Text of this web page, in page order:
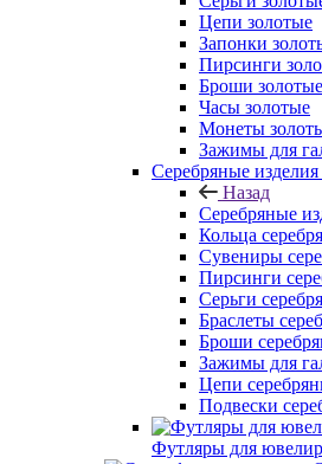
Цепи золотые
Запонки
Пирсинги
Броши золотые
Часы золотые
Монеты
Зажимы для
Серебряные изделия
Назад
Серебряные
Кольца
Сувениры
Пирсинги
Серьги
Браслеты
Броши
Зажимы для
Цепи
Подвески
Футляры для